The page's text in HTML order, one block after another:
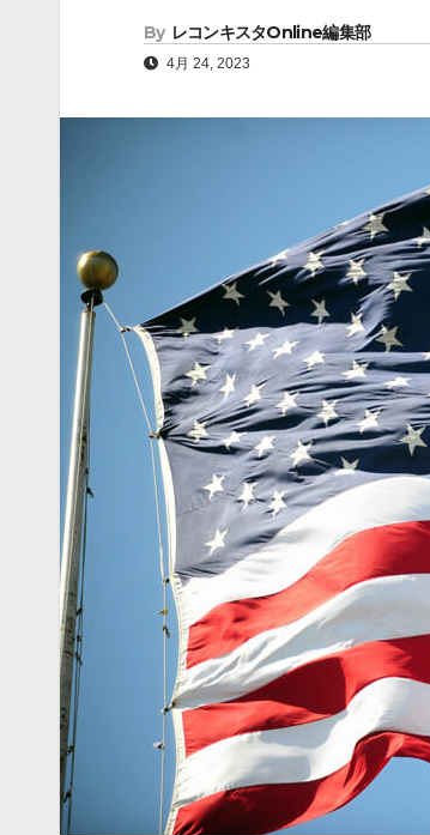
By レコンキスタOnline編集部
4月 24, 2023